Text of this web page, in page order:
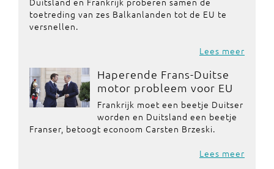
toetreding van zes Balkanlanden tot de EU te
versnellen.
Lees meer
Haperende Frans-Duitse
motor probleem voor EU
Frankrijk moet een beetje Duitser
worden en Duitsland een beetje
Franser, betoogt econoom Carsten Brzeski.
Lees meer